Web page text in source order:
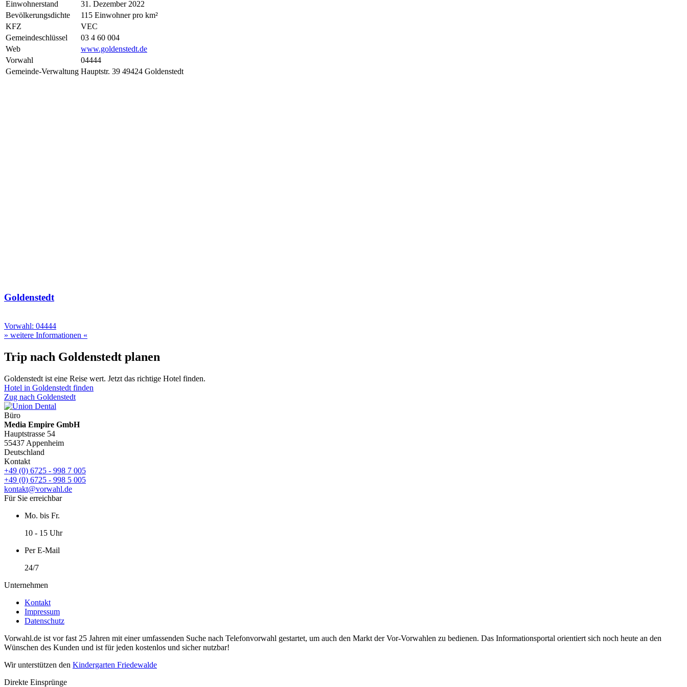
Einwohnerstand
31. Dezember 2022
Bevölkerungsdichte
115 Einwohner pro km²
KFZ
VEC
Gemeindeschlüssel
03 4 60 004
Web
www.goldenstedt.de
Vorwahl
04444
Gemeinde-Verwaltung Hauptstr. 39 49424 Goldenstedt
Goldenstedt
Vorwahl: 04444
» weitere Informationen «
Trip nach Goldenstedt planen
Goldenstedt ist eine Reise wert. Jetzt das richtige Hotel finden.
Hotel in Goldenstedt finden
Zug nach Goldenstedt
Büro
Media Empire GmbH
Hauptstrasse 54
55437 Appenheim
Deutschland
Kontakt
+49 (0) 6725 - 998 7 005
+49 (0) 6725 - 998 5 005
kontakt@vorwahl.de
Für Sie erreichbar
Mo. bis Fr.
10 - 15 Uhr
Per E-Mail
24/7
Unternehmen
Kontakt
Impressum
Datenschutz
Vorwahl.de ist vor fast 25 Jahren mit einer umfassenden Suche nach Telefonvorwahl gestartet, um auch den Markt der Vor-Vorwahlen zu bedienen. Das Informationsportal orientiert sich noch heute an den
Wünschen des Kunden und ist für jeden kostenlos und sicher nutzbar!
Wir unterstützen den Kindergarten Friedewalde
Direkte Einsprünge